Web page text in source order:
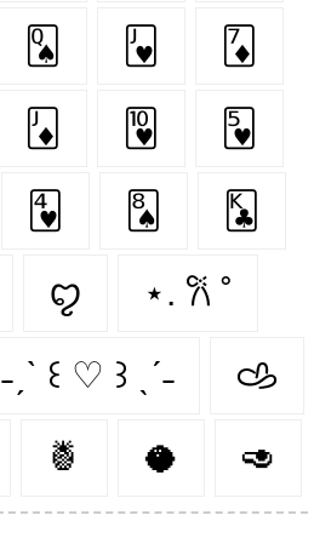
🂭 🂻 🃇
🃋 🂺 🂵
🂴 🂨 🃞
ꨄ︎ ⋆. 𐙚 ˚
˗ˏˋ ꒰ ♡ ꒱ ˎˊ˗ 𐚁
🍍 🥥 🥑